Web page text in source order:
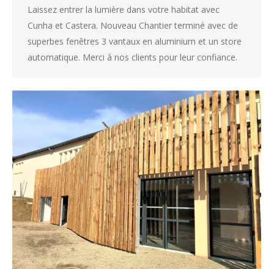
Laissez entrer la lumière dans votre habitat avec
Cunha et Castera. Nouveau Chantier terminé avec de
superbes fenêtres 3 vantaux en aluminium et un store
automatique. Merci à nos clients pour leur confiance.